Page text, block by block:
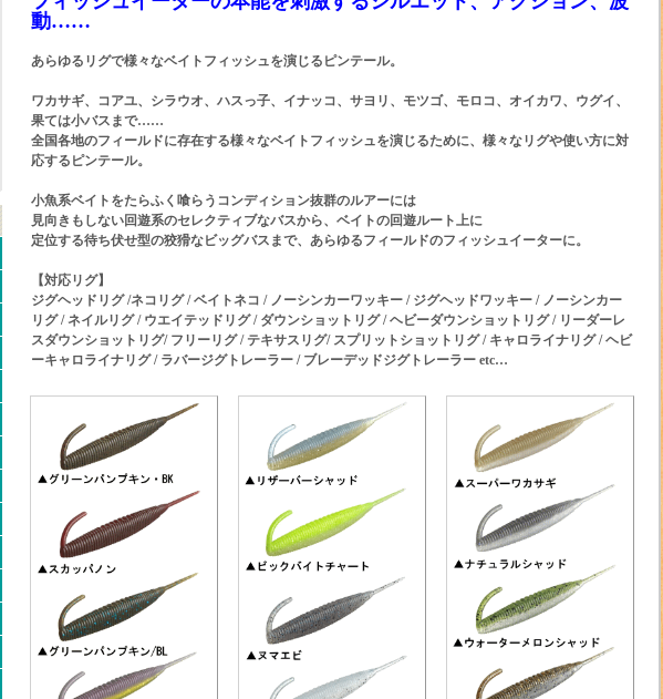
動……
あらゆるリグで様々なベイトフィッシュを演じるピンテール。
ワカサギ、コアユ、シラウオ、ハスっ子、イナッコ、サヨリ、モツゴ、モロコ、オイカワ、ウグイ、
果ては小バスまで……
全国各地のフィールドに存在する様々なベイトフィッシュを演じるために、様々なリグや使い方に対
応するピンテール。
小魚系ベイトをたらふく喰らうコンディション抜群のルアーには
見向きもしない回遊系のセレクティブなバスから、ベイトの回遊ルート上に
定位する待ち伏せ型の狡猾なビッグバスまで、あらゆるフィールドのフィッシュイーターに。
【対応リグ】
ジグヘッドリグ /ネコリグ / ベイトネコ / ノーシンカーワッキー / ジグヘッドワッキー / ノーシンカー
リグ / ネイルリグ / ウエイテッドリグ / ダウンショットリグ / ヘビーダウンショットリグ / リーダーレ
スダウンショットリグ/ フリーリグ / テキサスリグ/ スプリットショットリグ / キャロライナリグ / ヘビ
ーキャロライナリグ / ラバージグトレーラー / ブレーデッドジグトレーラー etc…